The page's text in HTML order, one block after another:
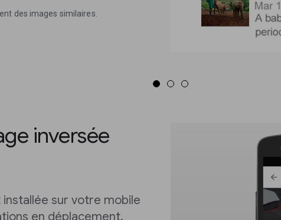
des images similaires.
inversée
installée sur votre mobile
en déplacement.